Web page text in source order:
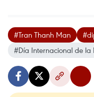
#Tran Thanh Man
#Día Internacional de la